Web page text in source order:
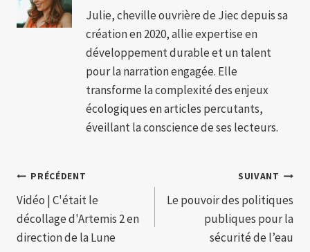
Julie, cheville ouvrière de Jiec depuis sa
création en 2020, allie expertise en
développement durable et un talent
pour la narration engagée. Elle
transforme la complexité des enjeux
écologiques en articles percutants,
éveillant la conscience de ses lecteurs.
Navigation
de
l’article
PRÉCÉDENT
Vidéo | C'était le
décollage d'Artemis 2 en
direction de la Lune
SUIVANT
Le pouvoir des politiques
publiques pour la
sécurité de l’eau